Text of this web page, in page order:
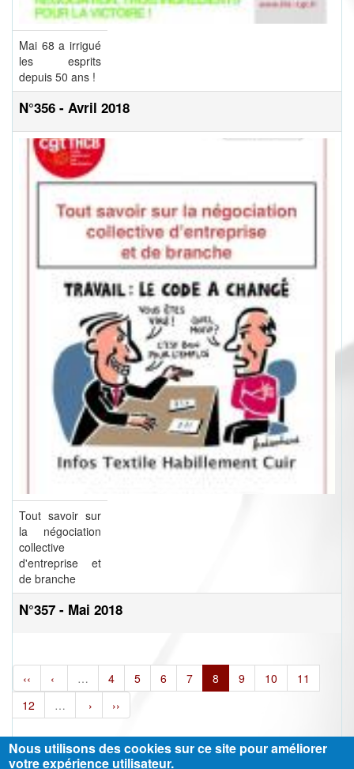
Mai 68 a irrigué
les esprits
depuis 50 ans !
N°356 - Avril 2018
Tout savoir sur
la négociation
collective
d'entreprise et
de branche
N°357 - Mai 2018
‹‹ ‹ … 4 5 6 7 8 9 10
11
12
… › ››
Nous utilisons des cookies sur ce site pour améliorer
votre expérience utilisateur.